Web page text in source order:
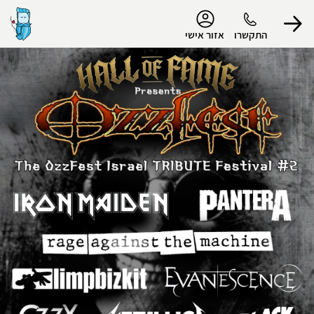
התקשרו אזור אישי
הפרופיל שלי
התנתק